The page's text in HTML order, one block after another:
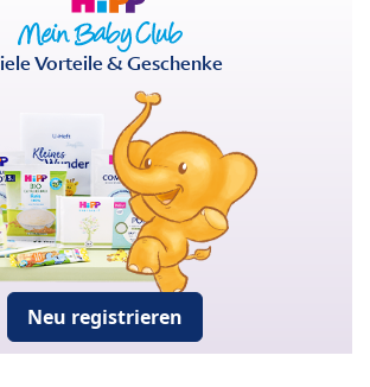
Vorteile & Geschenke
Neu registrieren